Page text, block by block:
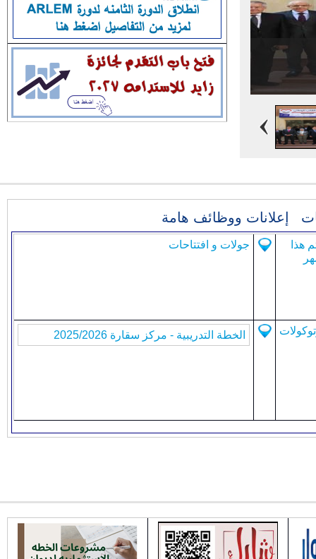
إعلانات ووظائف هامة
جولات و افتتاحات
هذا
الخطة التدريبية - مركز سقارة 2025/2026